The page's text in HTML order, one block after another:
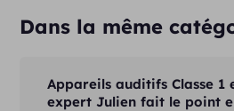
Dans la même
Appareils auditifs Classe 1
expert Julien fait le point